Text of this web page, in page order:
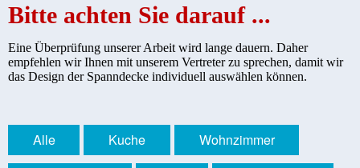
Bitte achten Sie darauf ...
Eine Überprüfung unserer Arbeit wird lange dauern. Daher
empfehlen wir Ihnen mit unserem Vertreter zu sprechen, damit wir
das Design der Spanndecke individuell auswählen können.
Alle Kuche Wohnzimmer